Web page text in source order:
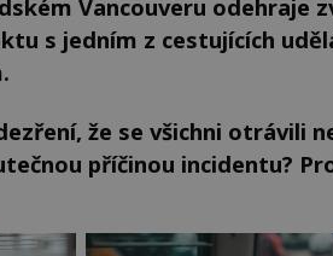
Vancouveru odehraje
s jedním z cestujících
že se všichni otrávili
příčinou incidentu?